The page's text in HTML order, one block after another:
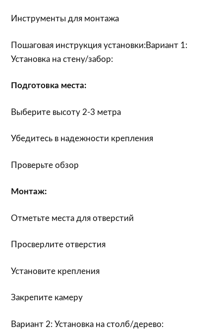
Инструменты для монтажа
Пошаговая инструкция установки:Вариант 1:
Установка на стену/забор:
Подготовка места:
Выберите высоту 2-3 метра
Убедитесь в надежности крепления
Проверьте обзор
Монтаж:
Отметьте места для отверстий
Просверлите отверстия
Установите крепления
Закрепите камеру
Вариант 2: Установка на столб/дерево: